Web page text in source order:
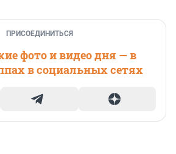
ПРИСОЕДИНИТЬСЯ
фото и видео дня — в
в социальных сетях